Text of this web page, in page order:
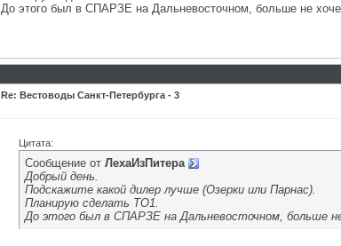
До этого был в СПАРЗЕ на Дальневосточном, больше не
Re: Вестоводы Санкт-Петербурга - 3
Цитата:
Сообщение от ЛехаИзПитера
Добрый день.
Подскажите какой дилер лучше (Озерки или Парнас).
Планирую сделать ТО1.
До этого был в СПАРЗЕ на Дальневосточном, больше